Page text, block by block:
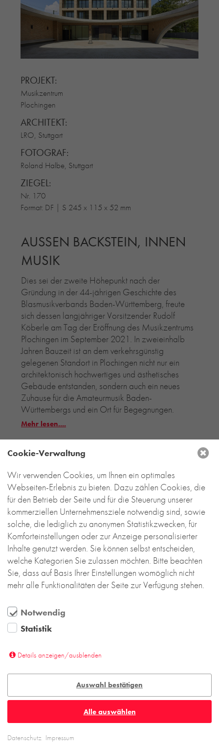
RE-USE-ZIEGEL
GLASUR-ZIEGEL
RE-USE-MÖRTEL
ÜBER UNS
BLOG
PROJEKT:
Musikzentrum
Plochingen
ARCHITEKT:
LRO, Stuttgart
FOTOGRAF:
Roland Halbe, Stuttgart
ZIEGEL:
Nr. 170
Format: DF | S 245 x 115 x 52 mm
AUSSEN BACKSTEIN, INNEN
MUSIK
Dies sei der zweite Höhepunkt nach der
Gründung in der 44-jährigen Geschichte des
Blasmusikverbands Baden-Württemberg, freute
sich dessen langjähriger Vorsitzender Rudolf
Köberle am Tag der Eröffnung des Musikzentrums
Plochingen im September 2021. In zweieinhalb
Jahren Bauzeit ist an dem verkehrsgünstig
gelegenen Standort in Plochingen nicht nur ein
architektonisch hochwertiges und ästhetisches
Gebäude entstanden, sondern auch ein neues
Zuhause für die Amateurmusik Baden-
Württembergs und ein Ort für Begegnungen.
Mehr lesen....
Cookie-Verwaltung
Wir verwenden Cookies, um Ihnen ein optimales
Webseiten-Erlebnis zu bieten. Dazu zählen Cookies, die
für den Betrieb der Seite und für die Steuerung unserer
kommerziellen Unternehmensziele notwendig sind, sowie
solche, die lediglich zu anonymen Statistikzwecken, für
Komforteinstellungen oder zur Anzeige personalisierter
Inhalte genutzt werden. Sie können selbst entscheiden,
welche Kategorien Sie zulassen möchten. Bitte beachten
Sie, dass auf Basis Ihrer Einstellungen womöglich nicht
mehr alle Funktionalitäten der Seite zur Verfügung stehen.
Notwendig
Statistik
Details anzeigen/ausblenden
Auswahl bestätigen
Alle auswählen
Datenschutz Impressum